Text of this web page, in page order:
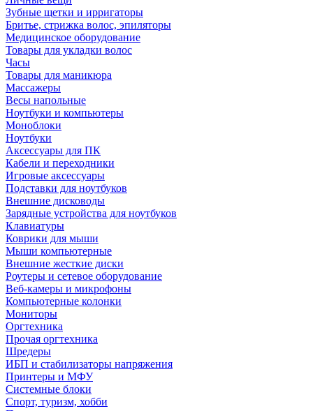
Зубные щетки и ирригаторы
Бритье, стрижка волос, эпиляторы
Медицинское оборудование
Товары для укладки волос
Часы
Товары для маникюра
Массажеры
Весы напольные
Ноутбуки и компьютеры
Моноблоки
Ноутбуки
Аксессуары для ПК
Кабели и переходники
Игровые аксессуары
Подставки для ноутбуков
Внешние дисководы
Зарядные устройства для ноутбуков
Клавиатуры
Коврики для мыши
Мыши компьютерные
Внешние жесткие диски
Роутеры и сетевое оборудование
Веб-камеры и микрофоны
Компьютерные колонки
Мониторы
Оргтехника
Прочая оргтехника
Шредеры
ИБП и стабилизаторы напряжения
Принтеры и МФУ
Системные блоки
Спорт, туризм, хобби